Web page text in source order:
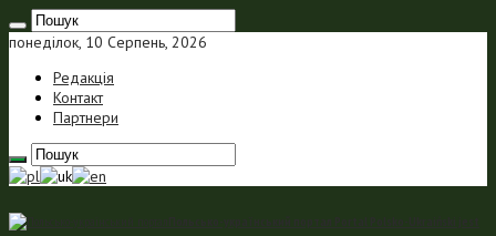
понеділок, 10 Серпень, 2026
Редакція
Контакт
Партнери